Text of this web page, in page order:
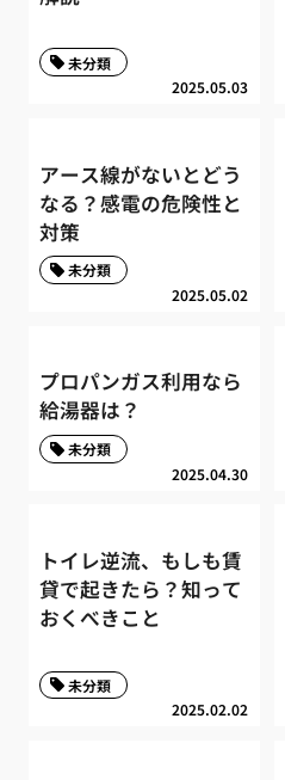
2025.05.03
未分類
アース線がないとどう
なる？感電の危険性と
対策
2025.05.02
未分類
プロパンガス利用なら
給湯器は？
2025.04.30
未分類
トイレ逆流、もしも賃
貸で起きたら？知って
おくべきこと
2025.02.02
未分類